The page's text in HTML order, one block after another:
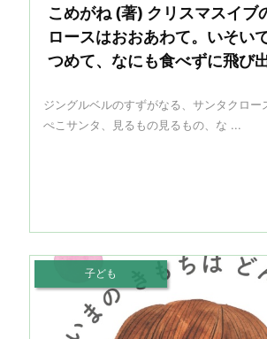
こめがね (著) クリスマスイブ
ロースはおおあわて。いそい
つめて、なにも食べずに飛び
ジングルベルのすずがなる、サンタクロー
ぺこサンタ、見るもの見るもの、な ...
子ども